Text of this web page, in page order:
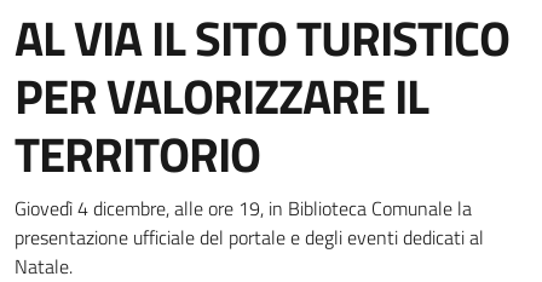
AL VIA IL SITO TURISTICO
PER VALORIZZARE IL
TERRITORIO
Dettagli della notizia
Giovedì 4 dicembre, alle ore 19, in Biblioteca Comunale la
presentazione ufficiale del portale e degli eventi dedicati al
Natale.